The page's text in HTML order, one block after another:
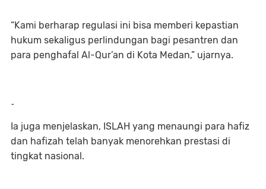
“Kami berharap regulasi ini bisa memberi kepastian
hukum sekaligus perlindungan bagi pesantren dan
para penghafal Al-Qur’an di Kota Medan,” ujarnya.
-
Ia juga menjelaskan, ISLAH yang menaungi para hafiz
dan hafizah telah banyak menorehkan prestasi di
tingkat nasional.